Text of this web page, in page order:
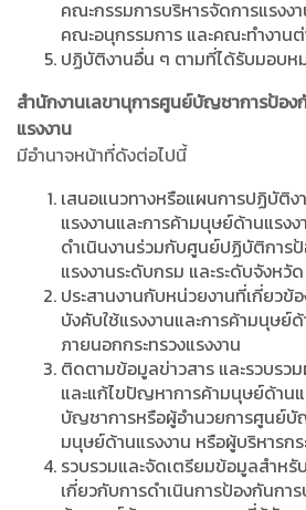
คณะกรรมการบริหารจัดการแรงง
คณะอนุกรรมการ และคณะทำงาน
ปฏิบัติงานอื่น ๆ ตามที่ได้รับมอบห
สำนักงานเลขานุการศูนย์บัญชาการป้อ
แรงงาน
มีอำนาจหน้าที่ดังต่อไปนี้
เสนอแนวทางหรือแผนการปฏิบัติ
แรงงานและการค้ามนุษย์ด้านแรง
ดำเนินงานร่วมกับศูนย์ปฏิบัติการ
แรงงานระดับกรม และระดับจังหวัด
ประสานงานกับหน่วยงานที่เกี่ยวข้
บังคับใช้แรงงานและการค้ามนุษย์
ภายนอกกระทรวงแรงงาน
ติดตามข้อมูลข่าวสาร และรวบรว
และแก้ไขปัญหาการค้ามนุษย์ด้านแ
บัญชาการหรือผู้อำนวยการศูนย์บั
มนุษย์ด้านแรงงาน หรือผู้บริหารกร
รวบรวมและจัดเตรียมข้อมูลสำหรั
เกี่ยวกับการดำเนินการป้องกันกา